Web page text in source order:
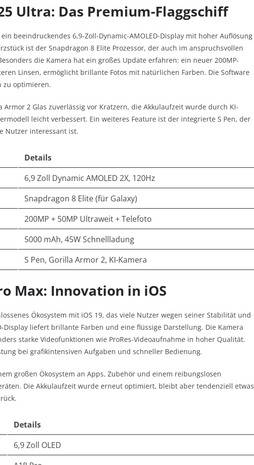
Ultra: Das Premium-Flaggschiff
beeindruckendes 6,9-Zoll-Dynamic-AMOLED-Display mit hoher Auflösung
ist der Snapdragon 8 Elite Prozessor, der auch im anspruchsvollen
die Kamera hat ein großes Update erfahren: ein neuer 200MP-
Linsen, ermöglicht brillante Fotos mit natürlichen Farben. Die Software
zu optimieren.
2 Glas zuverlässig vor Kratzern, die Akkulaufzeit wurde durch KI-
leicht verbessert. Ein weiteres Feature ist der integrierte S Pen, der
Nutzer interessant ist.
Details
6,9 Zoll Dynamic AMOLED 2X, 120Hz
Snapdragon 8 Elite (für Galaxy)
200MP + 50MP Ultraweit + Telefoto
5000 mAh, 45W Schnellladung
S Pen, Gorilla Armor 2, KI-Kamera
Max: Innovation in iOS
Ökosystem mit iOS 19, das viele Nutzer wegen seiner Stabilität und
Display liefert brillante Farben und eine flüssige Darstellung. Die Kamera
starke Videofunktionen wie ProRes-Videoaufnahme in hoher Qualität.
bei grafikintensiven Aufgaben und schneller Bedienung.
großen Ökosystem an Apps, Zubehör und einem reibungslosen
Die Akkulaufzeit wurde erneut optimiert, bleibt aber tendenziell etwas
Details
6,9 Zoll OLED